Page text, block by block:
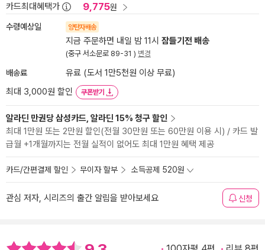
카드최대혜택가 9,775원
수령예상일 양탄자배송
지금 주문하면 내일 밤 11시 잠들기전 배송
(중구 서소문로 89-31 ) 변경
배송료
유료 (도서 1만5천원 이상 무료)
최대 3,000원 할인
쿠폰받기
알라딘 만권당 삼성카드, 알라딘 15% 청구 할인
최대 1만원 또는 2만원 할인(전월 30만원 또는 60만원 이용 시) / 카드 발
급월 +1개월까지는 전월 실적이 없어도 최대 1만원 혜택 제공
카드/간편결제 할인 무이자 할부 소득공제 520원
관심 저자, 시리즈의 출간 알림을 받아보세요 신청